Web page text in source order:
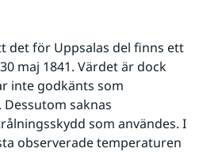
det för Uppsalas del finns ett
maj 1841. Värdet är dock
inte godkänts som
saknas
som användes. I
observerade temperaturen